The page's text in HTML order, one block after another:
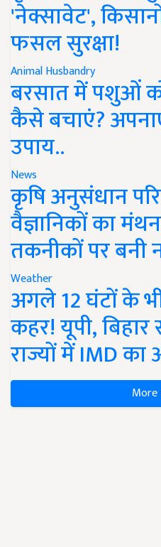
'नेक्सावेट',
फसल सुरक्षा!
Animal Husbandry
बरसात में पशुओं
कैसे बचाएं?
उपाय..
News
कृषि अनुसंधान
वैज्ञानिकों का
तकनीकों पर बनी
Weather
अगले 12 घंटों के
कहर! यूपी,
राज्यों में IMD
More